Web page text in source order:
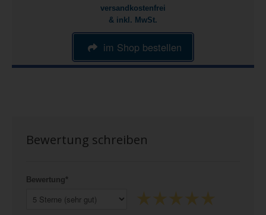
versandkostenfrei
& inkl. MwSt.
im Shop bestellen
Bewertung schreiben
Bewertung*